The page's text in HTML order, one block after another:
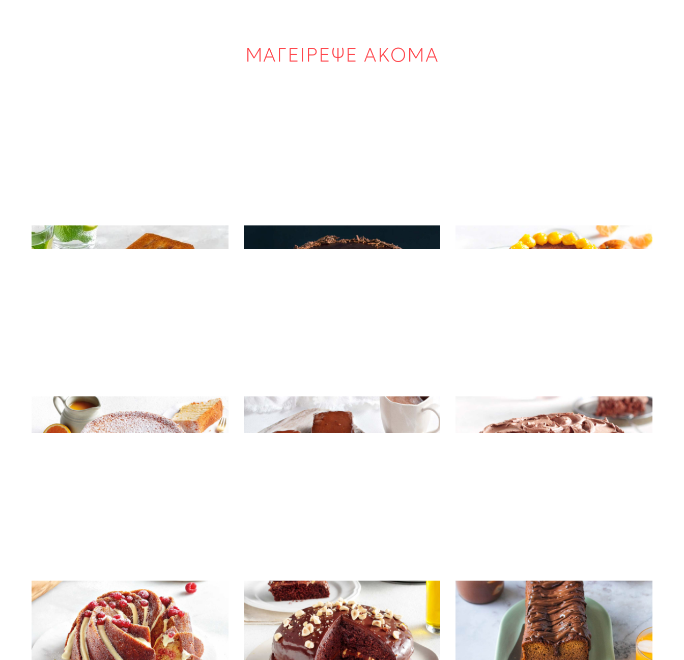
ΜΑΓΕΙΡΕΨΕ ΑΚΟΜΑ
Κέικ με κεράσια
ΚΕΙΚ
Blackout Cake Αφράτο κέικ μανταρίνι με λάδι
Chiffon Cake – Το πιο αφράτο κέικ
Σοκολατένιο κέικ με καφέ και κρέμα
σοκολάτας
Κέικ με λευκή σοκολάτα
ΚΕΙΚ
Κέικ με φουντούκια και γλάσο
σοκολάτας
Κέικ πρωτεΐνης με ταχίνι
ΚΕΙΚ